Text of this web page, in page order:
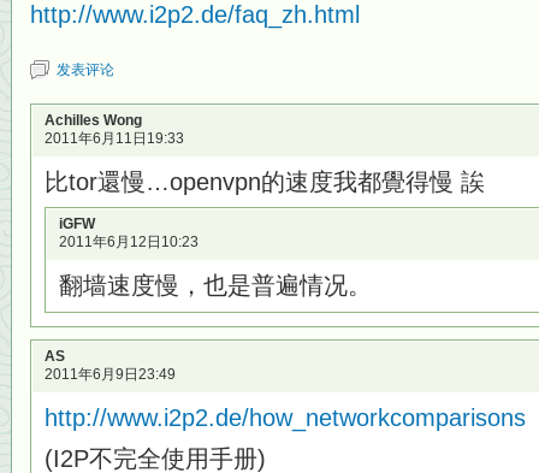
http://www.i2p2.de/faq_zh.html
发表评论
Achilles Wong
2011年6月11日19:33
比tor還慢…openvpn的速度我都覺得慢 誒
iGFW
2011年6月12日10:23
翻墙速度慢，也是普遍情况。
AS
2011年6月9日23:49
http://www.i2p2.de/how_networkcomparisons
(I2P不完全使用手册)